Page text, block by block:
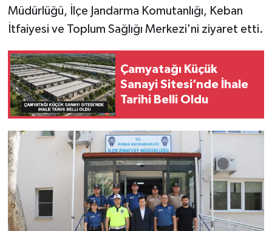
Müdürlüğü, İlçe Jandarma Komutanlığı, Keban
İtfaiyesi ve Toplum Sağlığı Merkezi'ni ziyaret etti.
Çamyatağı Küçük
Sanayi Sitesi’nde İhale
Tarihi Belli Oldu
SİYASET
TEKNOLOJİ
YAŞAM